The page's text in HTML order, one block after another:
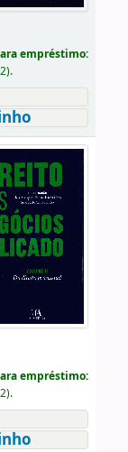
empréstimo:
empréstimo: